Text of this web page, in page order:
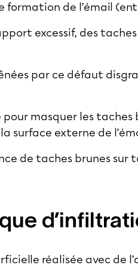
de l’émail
excessif, des
par ce défaut
masquer les taches
surface externe de
de taches brunes sur
réalisée avec de